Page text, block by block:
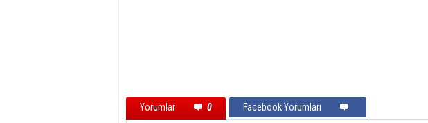
Yorumlar 0 Facebook Yorumları